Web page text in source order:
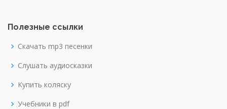
Полезные ссылки
Скачать mp3 песенки
Слушать аудиосказки
Купить коляску
Учебники в pdf